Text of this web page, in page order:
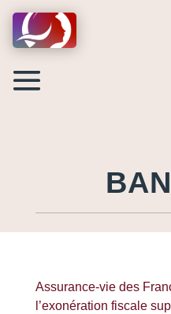
Assurance-vie des
l’exonération fiscale